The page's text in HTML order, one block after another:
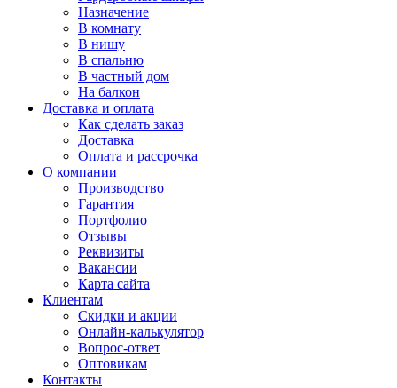
Назначение
В комнату
В нишу
В спальню
В частный дом
На балкон
Доставка и оплата
Как сделать заказ
Доставка
Оплата и рассрочка
О компании
Производство
Гарантия
Портфолио
Отзывы
Реквизиты
Вакансии
Карта сайта
Клиентам
Скидки и акции
Онлайн-калькулятор
Вопрос-ответ
Оптовикам
Контакты